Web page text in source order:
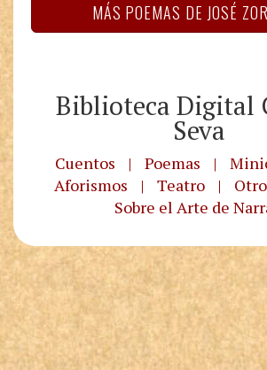
MÁS POEMAS DE JOSÉ
Biblioteca Digital
Seva
Cuentos | Poemas |
Aforismos
| Teatro |
Sobre el Arte de